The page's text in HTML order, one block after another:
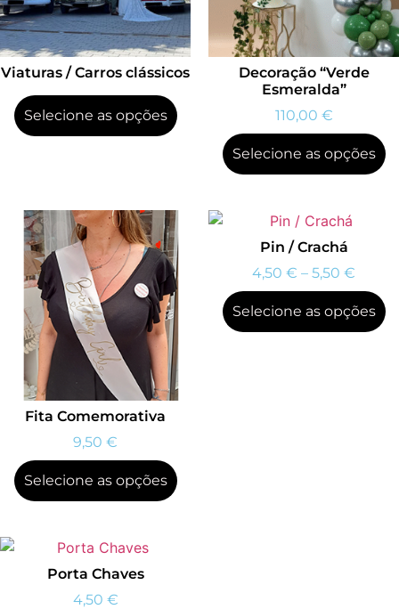
Viaturas / Carros clássicos
Selecione as opções
Decoração “Verde
Esmeralda”
110,00 €
Selecione as opções
Fita Comemorativa
9,50 €
Selecione as opções
Pin / Crachá
4,50 € – 5,50 €
Selecione as opções
Porta Chaves
4,50 €